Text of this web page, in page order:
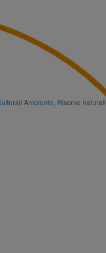
Ambiente, Risorse naturali